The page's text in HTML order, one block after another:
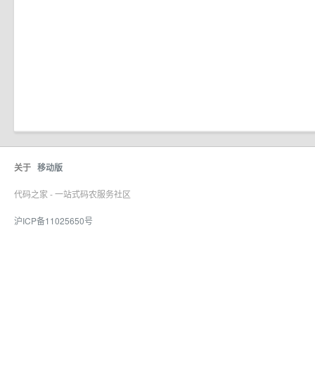
关于 移动版
代码之家 - 一站式码农服务社区
沪ICP备11025650号